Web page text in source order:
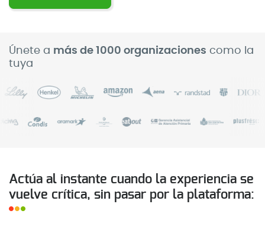
Únete a más de 1000 organizaciones como la
tuya
Actúa al instante cuando la experiencia se
vuelve crítica, sin pasar por la plataforma: